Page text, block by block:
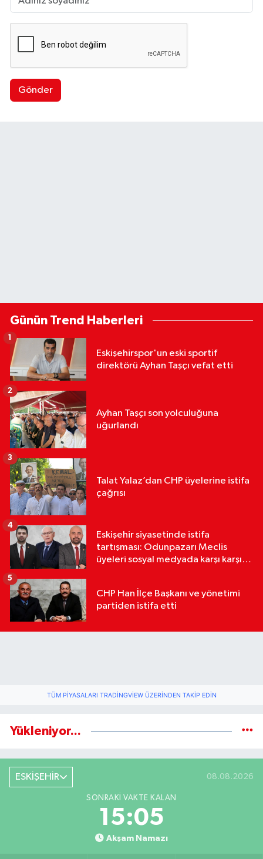
Gönder
Günün Trend Haberleri
Eskişehirspor'un eski sportif
direktörü Ayhan Taşçı vefat etti
1
Ayhan Taşçı son yolculuğuna
uğurlandı
2
Talat Yalaz’dan CHP üyelerine istifa
çağrısı
3
Eskişehir siyasetinde istifa
tartışması: Odunpazarı Meclis
üyeleri sosyal medyada karşı karşıya
4
CHP Han İlçe Başkanı ve yönetimi
partiden istifa etti
5
TÜM PIYASALARI TRADINGVIEW ÜZERINDEN TAKIP EDIN
Yükleniyor...
ESKİŞEHİR 08.08.2026
SONRAKI VAKTE KALAN
15:05
Akşam Namazı